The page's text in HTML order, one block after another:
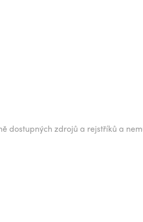
dostupných zdrojů a rejstříků a